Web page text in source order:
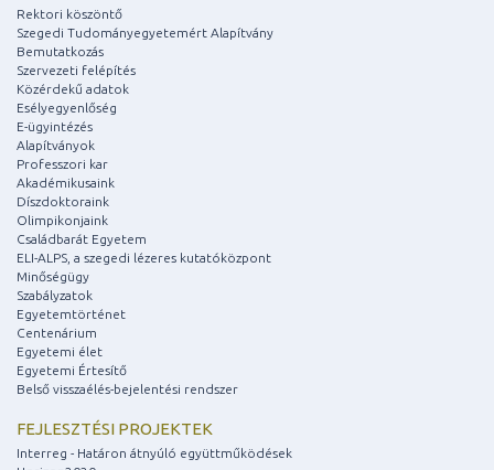
Rektori köszöntő
Szegedi Tudományegyetemért Alapítvány
Bemutatkozás
Szervezeti felépítés
Közérdekű adatok
Esélyegyenlőség
E-ügyintézés
Alapítványok
Professzori kar
Akadémikusaink
Díszdoktoraink
Olimpikonjaink
Családbarát Egyetem
ELI-ALPS, a szegedi lézeres kutatóközpont
Minőségügy
Szabályzatok
Egyetemtörténet
Centenárium
Egyetemi élet
Egyetemi Értesítő
Belső visszaélés-bejelentési rendszer
FEJLESZTÉSI PROJEKTEK
Interreg - Határon átnyúló együttműködések